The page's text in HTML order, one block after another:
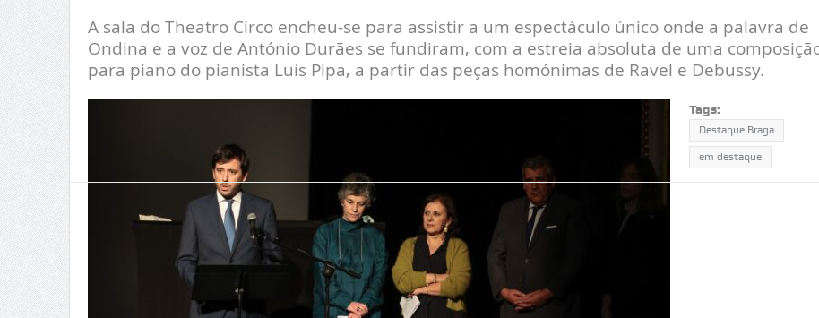
A sala do Theatro Circo encheu-se para assistir a um espectáculo único onde a palavra de
Ondina e a voz de António Durães se fundiram, com a estreia absoluta de uma
para piano do pianista Luís Pipa, a partir das peças homónimas de Ravel e Debussy.
Tags:
Destaque Braga
em destaque